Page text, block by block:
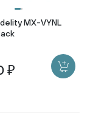
MX-VYNL
₽